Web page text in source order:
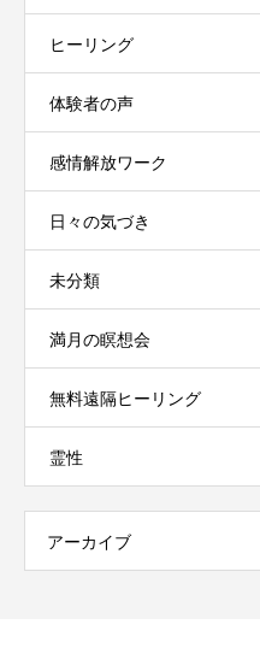
ヒーリング
体験者の声
感情解放ワーク
日々の気づき
未分類
満月の瞑想会
無料遠隔ヒーリング
霊性
アーカイブ